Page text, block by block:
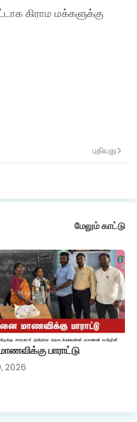
கிராம மக்களுக்கு
புதியது
மேலும் காட்டு
பாராட்டு
2026